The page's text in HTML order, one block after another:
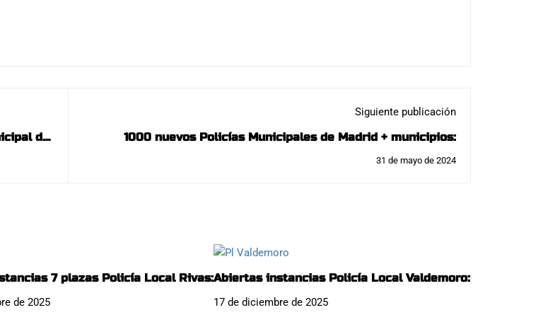
de
Siguiente publicación
1000 nuevos Policías Municipales de Madrid + municipios:
31 de mayo de 2024
7 plazas Policía Local Rivas:
de 2025
Abiertas instancias Policía Local Valdemoro:
17 de diciembre de 2025